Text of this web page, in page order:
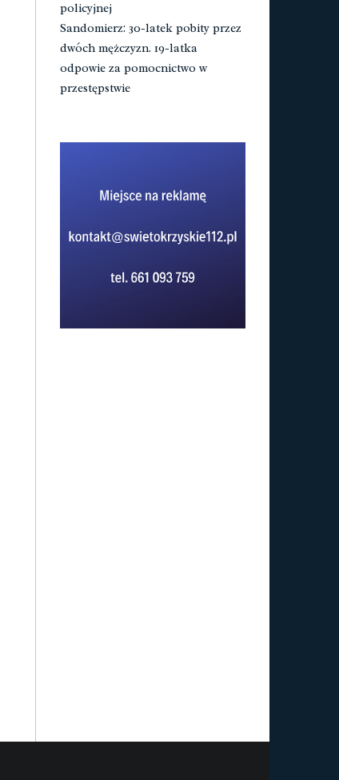
policyjnej
Sandomierz: 30-latek pobity przez
dwóch mężczyzn. 19-latka
odpowie za pomocnictwo w
przestępstwie